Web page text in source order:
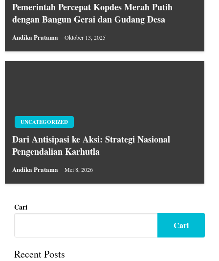
Pemerintah Percepat Kopdes Merah Putih
dengan Bangun Gerai dan Gudang Desa
Andika Pratama Oktober 13, 2025
UNCATEGORIZED
Dari Antisipasi ke Aksi: Strategi Nasional
Pengendalian Karhutla
Andika Pratama Mei 8, 2026
Cari
Cari
Recent Posts